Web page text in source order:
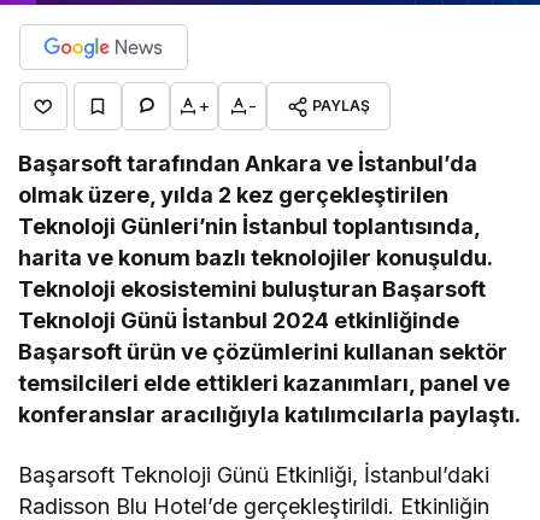
+ - PAYLAŞ
Başarsoft tarafından Ankara ve İstanbul’da
olmak üzere, yılda 2 kez gerçekleştirilen
Teknoloji Günleri’nin İstanbul toplantısında,
harita ve konum bazlı teknolojiler konuşuldu.
Teknoloji ekosistemini buluşturan Başarsoft
Teknoloji Günü İstanbul 2024 etkinliğinde
Başarsoft ürün ve çözümlerini kullanan sektör
temsilcileri elde ettikleri kazanımları, panel ve
konferanslar aracılığıyla katılımcılarla paylaştı.
Başarsoft Teknoloji Günü Etkinliği, İstanbul’daki
Radisson Blu Hotel’de gerçekleştirildi. Etkinliğin